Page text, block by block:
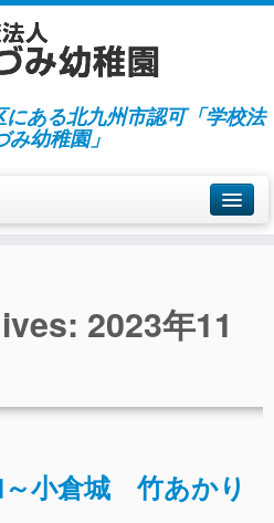
ある北九州市認可「学校法
み幼稚園」
2023年11
～小倉城 竹あかり